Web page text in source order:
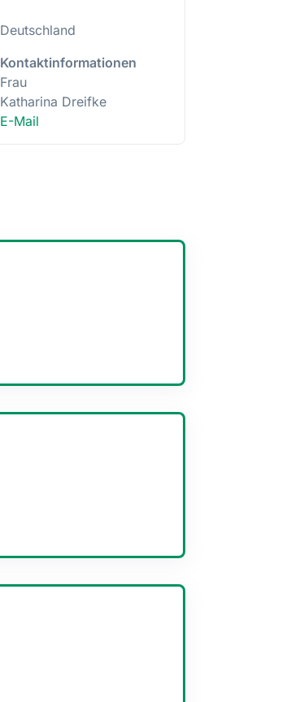
Deutschland
Kontaktinformationen
Frau
Katharina Dreifke
E-Mail